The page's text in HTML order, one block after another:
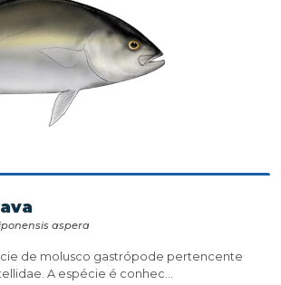
aspera
de molusco gastrópode pertencente
A espécie é conhec...